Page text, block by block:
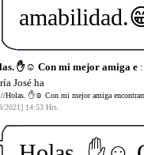
✋☺️ Con mi mejor amiga e
José ha
Holas. ✋☺️ Con mi mejor amiga
2021] 14:53 Hrs.